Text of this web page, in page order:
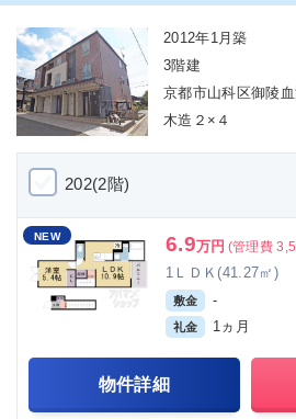
2012年1月築
3階建
京都市山科区御陵
木造２×４
202(2階)
NEW 6.9万円 (管理費
1ＬＤＫ(41.27㎡)
敷金 -
礼金 1ヵ月
物件詳細